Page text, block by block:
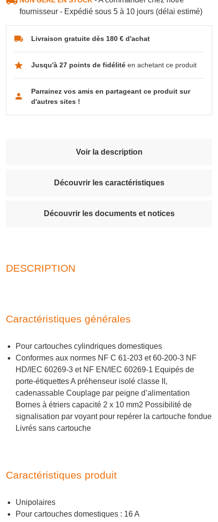
fournisseur - Expédié sous 5 à 10 jours (délai estimé)
Livraison gratuite dès 180 € d'achat
Jusqu'à 27 points de fidélitéen achetant ce produit
Parrainez vos amis en partageant ce produit sur
d'autres sites !
Voir la description
Découvrir les caractéristiques
Découvrir les documents et notices
DESCRIPTION
Caractéristiques générales
Pour cartouches cylindriques domestiques
Conformes aux normes NF C 61-203 et 60-200-3 NF
HD/IEC 60269-3 et NF EN/IEC 60269-1 Equipés de
porte-étiquettes A préhenseur isolé classe II,
cadenassable Couplage par peigne d’alimentation
Bornes à étriers capacité 2 x 10 mm2 Possibilité de
signalisation par voyant pour repérer la cartouche fondue
Livrés sans cartouche
Caractéristiques produit
Unipolaires
Pour cartouches domestiques : 16 A